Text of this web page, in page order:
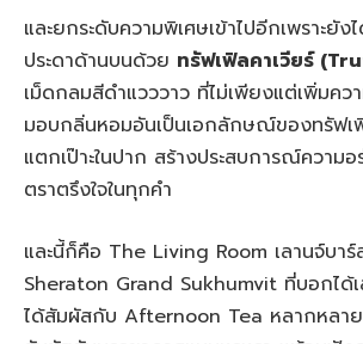
และยกระดับความพิเศษเข้าไปอีกเพราะยัง
ประดาด้านบนด้วย ทรัฟเฟิลคาเวียร์
เม็ดกลมสีดำแวววาว ที่ไม่เพียงแต่เพิ่มค
มอบกลิ่นหอมอันเป็นเอกลักษณ์ของทรัฟเ
แตกเป๊าะในปาก สร้างประสบการณ์ความ
ตราตรึงใจในทุกคำ
และนี้ก็คือ The Living Room เลานจ์บาร์
Sheraton Grand Sukhumvit ที่บอกได้
ได้สัมผัสกับ Afternoon Tea หลากหลา